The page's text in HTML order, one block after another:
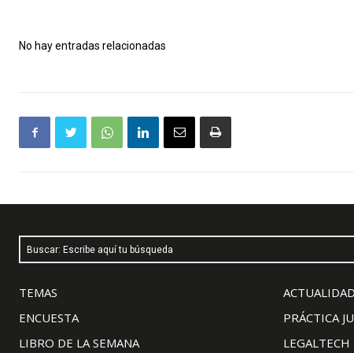
No hay entradas relacionadas
Buscar: Escribe aquí tu búsqueda
TEMAS
ENCUESTA
LIBRO DE LA SEMANA
PRÁCTICA
LEGALTECH